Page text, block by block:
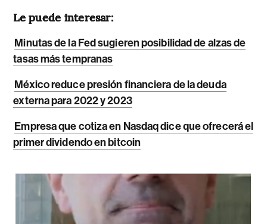
Le puede interesar:
Minutas de la Fed sugieren posibilidad de alzas de
tasas más tempranas
México reduce presión financiera de la deuda
externa para 2022 y 2023
Empresa que cotiza en Nasdaq dice que ofrecerá el
primer dividendo en bitcoin